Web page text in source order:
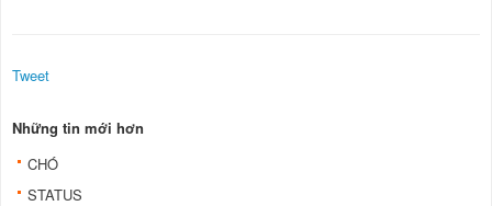
Tweet
Những tin mới hơn
CHÓ
STATUS